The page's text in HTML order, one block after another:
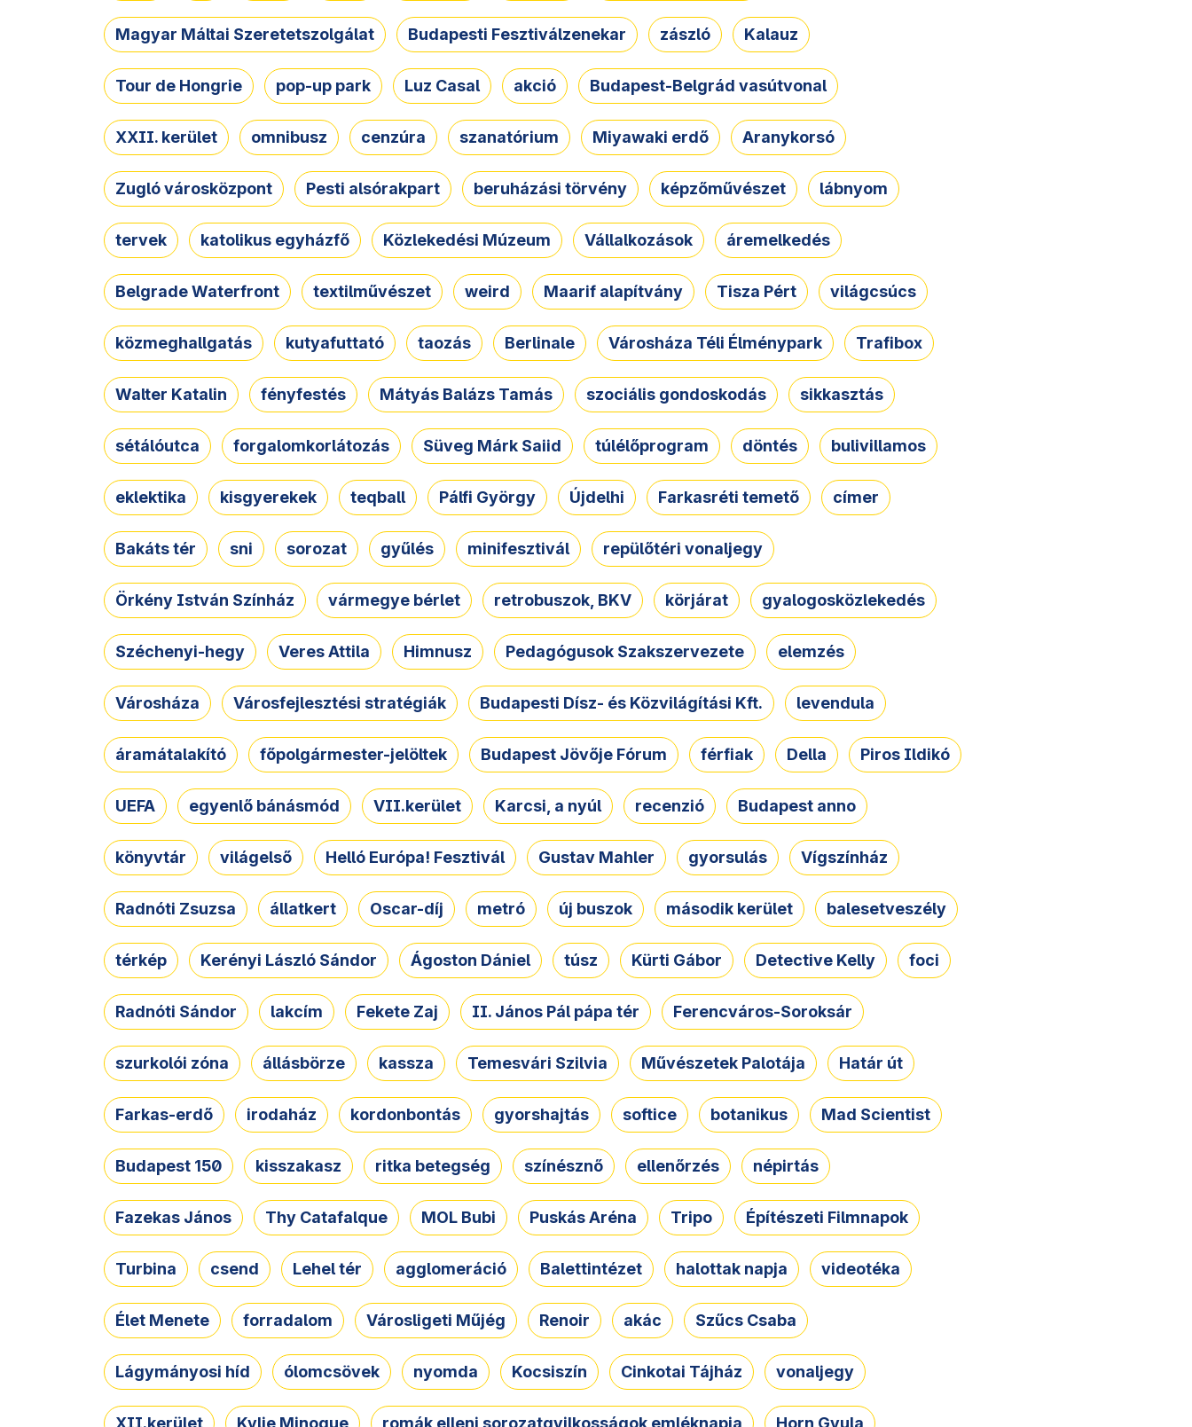
Magyar Máltai Szeretetszolgálat Budapesti Fesztiválzenekar zászló Kalauz
Tour de Hongrie pop-up park Luz Casal akció Budapest-Belgrád vasútvonal
XXII. kerület omnibusz cenzúra szanatórium Miyawaki erdő Aranykorsó
Zugló városközpont Pesti alsórakpart beruházási törvény képzőművészet lábnyom
tervek katolikus egyházfő Közlekedési Múzeum Vállalkozások áremelkedés
Belgrade Waterfront textilművészet weird Maarif alapítvány Tisza Pért világcsúcs
közmeghallgatás kutyafuttató taozás Berlinale Városháza Téli Élménypark Trafibox
Walter Katalin fényfestés Mátyás Balázs Tamás szociális gondoskodás sikkasztás
sétálóutca forgalomkorlátozás Süveg Márk Saiid túlélőprogram döntés bulivillamos
eklektika kisgyerekek teqball Pálfi György Újdelhi Farkasréti temető címer
Bakáts tér sni sorozat gyűlés minifesztivál repülőtéri vonaljegy
Örkény István Színház vármegye bérlet retrobuszok, BKV körjárat gyalogosközlekedés
Széchenyi-hegy Veres Attila Himnusz Pedagógusok Szakszervezete elemzés
Városháza Városfejlesztési stratégiák Budapesti Dísz- és Közvilágítási Kft. levendula
áramátalakító főpolgármester-jelöltek Budapest Jövője Fórum férfiak Della Piros Ildikó
UEFA egyenlő bánásmód VII.kerület Karcsi, a nyúl recenzió Budapest anno
könyvtár világelső Helló Európa! Fesztivál Gustav Mahler gyorsulás Vígszínház
Radnóti Zsuzsa állatkert Oscar-díj metró új buszok második kerület balesetveszély
térkép Kerényi László Sándor Ágoston Dániel túsz Kürti Gábor Detective Kelly foci
Radnóti Sándor lakcím Fekete Zaj II. János Pál pápa tér Ferencváros-Soroksár
szurkolói zóna állásbörze kassza Temesvári Szilvia Művészetek Palotája Határ út
Farkas-erdő irodaház kordonbontás gyorshajtás softice botanikus Mad Scientist
Budapest 150 kisszakasz ritka betegség színésznő ellenőrzés népirtás
Fazekas János Thy Catafalque MOL Bubi Puskás Aréna Tripo Építészeti Filmnapok
Turbina csend Lehel tér agglomeráció Balettintézet halottak napja videotéka
Élet Menete forradalom Városligeti Műjég Renoir akác Szűcs Csaba
Lágymányosi híd ólomcsövek nyomda Kocsiszín Cinkotai Tájház vonaljegy
XII.kerület Kylie Minogue romák elleni sorozatgyilkosságok emléknapja Horn Gyula